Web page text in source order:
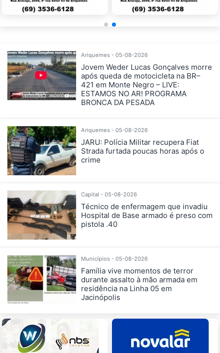
Ariquemes - 05-08-2026
Jovem Weder Lucas Gonçalves morre
após queda de motocicleta na BR–
421 em Monte Negro – LIVE:
ESTAMOS NO AR! PROGRAMA
BRONCA DA PESADA
Ariquemes - 05-08-2026
JARU: Polícia Militar recupera Fiat
Strada furtada poucas horas após o
crime
Capital - 05-08-2026
Técnico de enfermagem que invadiu
Hospital de Base armado é preso com
pistola .40
Municípios - 05-08-2026
Família vive momentos de terror
durante assalto à mão armada em
residência na Linha 05 em
Jacinópolis